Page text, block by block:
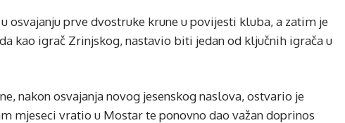
osvajanju prve dvostruke krune u povijesti kluba, a zatim je
kao igrač Zrinjskog, nastavio biti jedan od ključnih igrača u
nakon osvajanja novog jesenskog naslova, ostvario je
mjeseci vratio u Mostar te ponovno dao važan doprinos